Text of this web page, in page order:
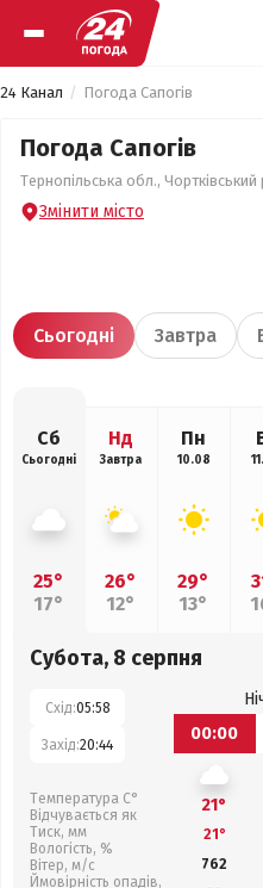
24 Канал Погода Сапогів
Погода Сапогів
Тернопільська обл.,
Змінити місто
Сьогодні Завтра
Сб
Сьогодні
25°
17°
Нд
Завтра
26°
12°
Пн
10.08
29°
13°
Субота, 8 серпня
Схід:05:58
Захід:20:44
Температура С°
Відчувається як
Тиск, мм
Вологість, %
Вітер, м/с
Ймовірність опадів,
00:00
21°
21°
762